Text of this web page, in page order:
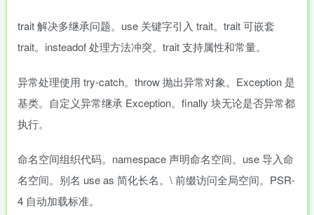
trait 解决多继承问题。use 关键字引入 trait。trait 可嵌套
trait。insteadof 处理方法冲突。trait 支持属性和常量。
异常处理使用 try-catch。throw 抛出异常对象。Exception 是
基类。自定义异常继承 Exception。finally 块无论是否异常都
执行。
命名空间组织代码。namespace 声明命名空间。use 导入命
名空间。别名 use as 简化长名。\ 前缀访问全局空间。PSR-
4 自动加载标准。